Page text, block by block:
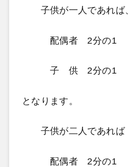
子供が一人であれば、
配偶者 2分の1
子 供 2分の1
となります。
子供が二人であれば
配偶者 2分の1